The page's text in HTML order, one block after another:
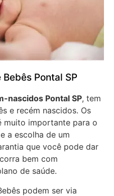
Pontal SP
nascidos Pontal SP, tem
e recém nascidos. Os
muito importante para o
a escolha de um
que você pode dar
bem com
de saúde.
podem ser via